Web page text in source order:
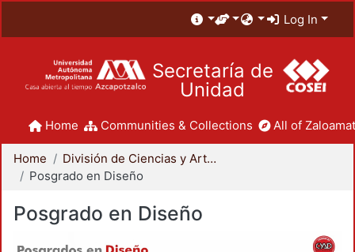
Log In
Secretaría de
Unidad
Home Communities & Collections All of
Home
División de Ciencias y Artes para el Diseño
Posgrado en Diseño
Posgrado en Diseño